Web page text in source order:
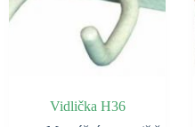
Vidlička H36